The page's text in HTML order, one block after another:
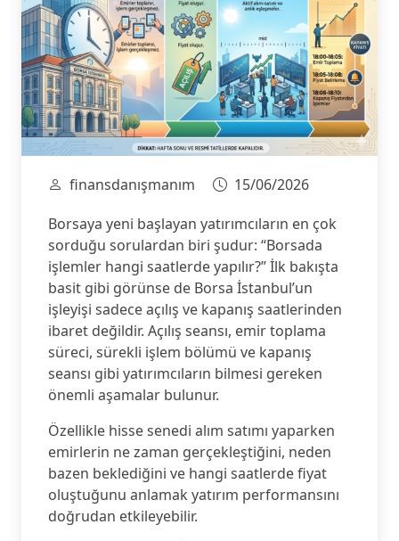
finansdanışmanım
15/06/2026
Borsaya yeni başlayan yatırımcıların en çok
sorduğu sorulardan biri şudur: “Borsada
işlemler hangi saatlerde yapılır?” İlk bakışta
basit gibi görünse de Borsa İstanbul’un
işleyişi sadece açılış ve kapanış saatlerinden
ibaret değildir. Açılış seansı, emir toplama
süreci, sürekli işlem bölümü ve kapanış
seansı gibi yatırımcıların bilmesi gereken
önemli aşamalar bulunur.
Özellikle hisse senedi alım satımı yaparken
emirlerin ne zaman gerçekleştiğini, neden
bazen beklediğini ve hangi saatlerde fiyat
oluştuğunu anlamak yatırım performansını
doğrudan etkileyebilir.